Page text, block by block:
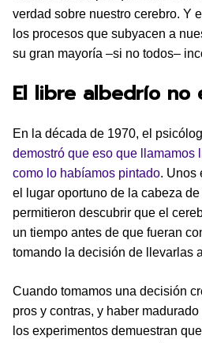
verdad sobre nuestro cerebro. Y
los procesos que subyacen a
su gran mayoría –si no todos–
El libre albedrío no
En la década de 1970, el
demostró que eso que llamamos
como lo habíamos pintado. Unos
el lugar oportuno de la cabeza
permitieron descubrir que el
un tiempo antes de que fueran
tomando la decisión de llevarlas
Cuando tomamos una decisión
pros y contras, y haber
los experimentos demuestran